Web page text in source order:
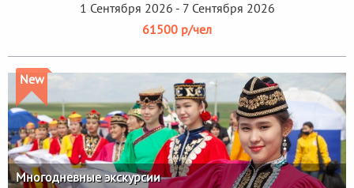
1 Сентября 2026 - 7 Сентября 2026
61500 р/чел
New
Многодневные экскурсии